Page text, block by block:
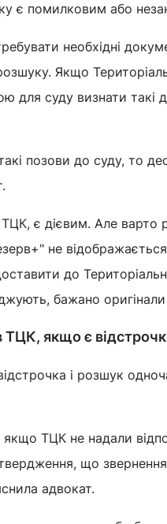
є помилковим або
необхідні
Якщо
для суду визнати такі
позови до суду, то
є дієвим. Але
не
до
бажано оригінали
якщо є
і розшук
ТЦК не надали
що
адвокат.